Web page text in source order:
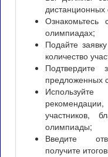
олимпиадах;
Подайте
количество
предложенных
участников,
олимпиады;
Введите
получите